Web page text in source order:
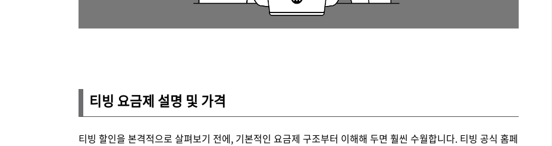
티빙 요금제 설명 및 가격
티빙 할인을 본격적으로 살펴보기 전에, 기본적인 요금제 구조부터 이해해 두면 훨씬 수월합니다. 티빙 공식 홈페